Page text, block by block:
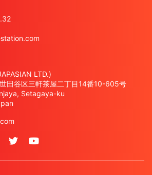
LTD.)
谷区三軒茶屋二丁目14番10-605号
Setagaya-ku